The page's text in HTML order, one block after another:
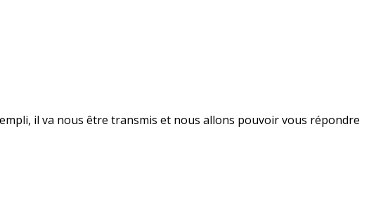
il va nous être transmis et nous allons pouvoir vous répondre